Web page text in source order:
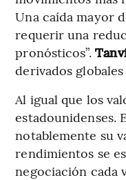
Una caída mayor
requerir una
pronósticos”.
derivados globales
Al igual que los
estadounidenses.
notablemente su
rendimientos se
negociación cada